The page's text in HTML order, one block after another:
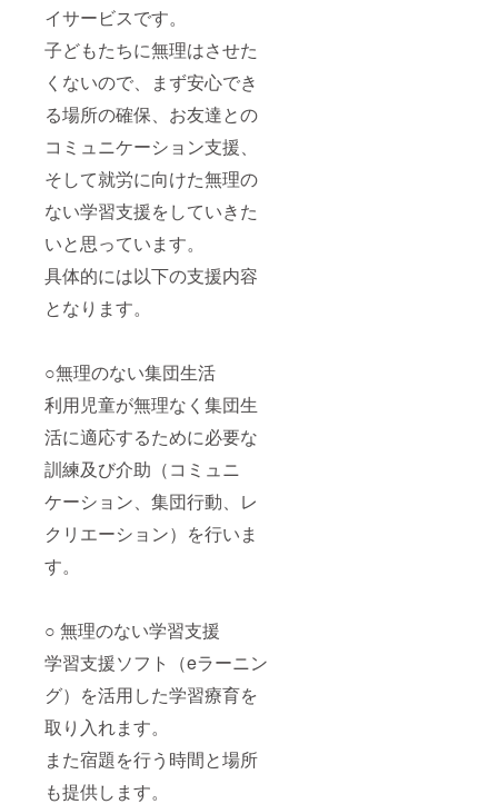
イサービスです。
子どもたちに無理はさせた
くないので、まず安心でき
る場所の確保、お友達との
コミュニケーション支援、
そして就労に向けた無理の
ない学習支援をしていきた
いと思っています。
具体的には以下の支援内容
となります。
○無理のない集団生活
利用児童が無理なく集団生
活に適応するために必要な
訓練及び介助（コミュニ
ケーション、集団行動、レ
クリエーション）を行いま
す。
○ 無理のない学習支援
学習支援ソフト（eラーニン
グ）を活用した学習療育を
取り入れます。
また宿題を行う時間と場所
も提供します。